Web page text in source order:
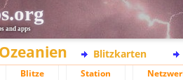
and apps
Ozeanien Blitzkarten
Blitze Station